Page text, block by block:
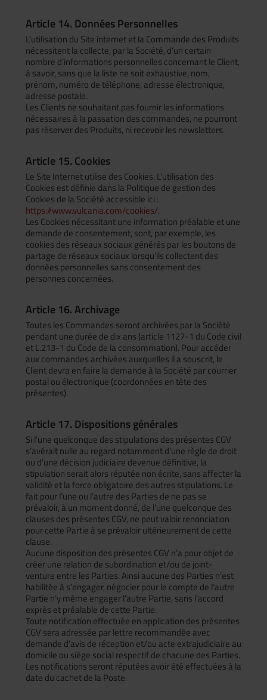
Article 14. Données Personnelles
L’utilisation du Site internet et la Commande des Produits
nécessitent la collecte, par la Société, d’un certain
nombre d’informations personnelles concernant le Client,
à savoir, sans que la liste ne soit exhaustive, nom,
prénom, numéro de téléphone, adresse électronique,
adresse postale.
Les Clients ne souhaitant pas fournir les informations
nécessaires à la passation des commandes, ne pourront
pas réserver des Produits, ni recevoir les newsletters.
Article 15. Cookies
Le Site Internet utilise des Cookies. L’utilisation des
Cookies est définie dans la Politique de gestion des
Cookies de la Société accessible ici :
https://www.vulcania.com/cookies/.
Les Cookies nécessitant une information préalable et une
demande de consentement, sont, par exemple, les
cookies des réseaux sociaux générés par les boutons de
partage de réseaux sociaux lorsqu’ils collectent des
données personnelles sans consentement des
personnes concernées.
Article 16. Archivage
Toutes les Commandes seront archivées par la Société
pendant une durée de dix ans (article 1127-1 du Code civil
et L.213-1 du Code de la consommation). Pour accéder
aux commandes archivées auxquelles il a souscrit, le
Client devra en faire la demande à la Société par courrier
postal ou électronique (coordonnées en tête des
présentes).
Article 17. Dispositions générales
Si l’une quelconque des stipulations des présentes CGV
s’avérait nulle au regard notamment d’une règle de droit
ou d’une décision judiciaire devenue définitive, la
stipulation serait alors réputée non écrite, sans affecter la
validité et la force obligatoire des autres stipulations. Le
fait pour l’une ou l’autre des Parties de ne pas se
prévaloir, à un moment donné, de l’une quelconque des
clauses des présentes CGV, ne peut valoir renonciation
pour cette Partie à se prévaloir ultérieurement de cette
clause.
Aucune disposition des présentes CGV n’a pour objet de
créer une relation de subordination et/ou de joint-
venture entre les Parties. Ainsi aucune des Parties n’est
habilitée à s’engager, négocier pour le compte de l’autre
Partie n’y même engager l’autre Partie, sans l’accord
exprès et préalable de cette Partie.
Toute notification effectuée en application des présentes
CGV sera adressée par lettre recommandée avec
demande d’avis de réception et/ou acte extrajudiciaire au
domicile ou siège social respectif de chacune des Parties.
Les notifications seront réputées avoir été effectuées à la
date du cachet de la Poste.